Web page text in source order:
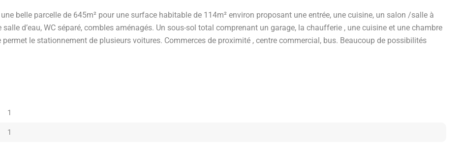
belle parcelle de 645m² pour une surface habitable de 114m² environ proposant une entrée, une cuisine, un salon /salle à
d’eau, WC séparé, combles aménagés. Un sous-sol total comprenant un garage, la chaufferie , une cuisine et une chambre
le stationnement de plusieurs voitures. Commerces de proximité , centre commercial, bus. Beaucoup de possibilités
1
1